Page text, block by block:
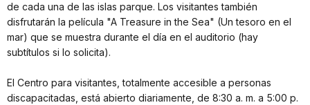
de cada una de las islas parque. Los visitantes también
disfrutarán la película "A Treasure in the Sea" (Un tesoro en el
mar) que se muestra durante el día en el auditorio (hay
subtítulos si lo solicita).
El Centro para visitantes, totalmente accesible a personas
discapacitadas, está abierto diariamente, de 8:30 a. m. a 5:00 p.